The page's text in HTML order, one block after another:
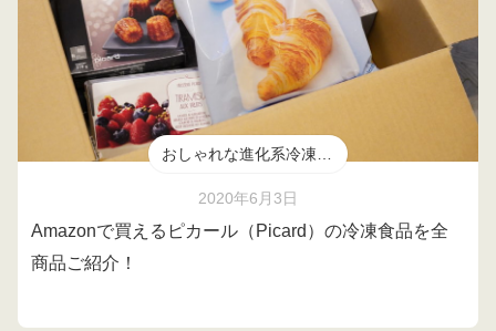
2020年6月3日
Amazonで買えるピカール（Picard）の冷凍食品を全
商品ご紹介！